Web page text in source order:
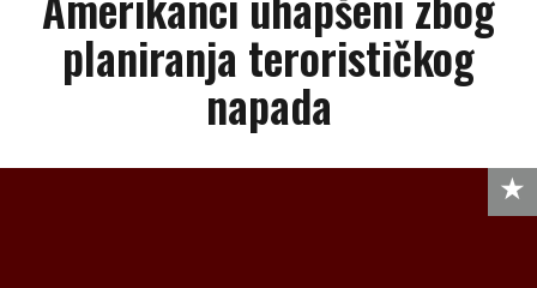
planiranja terorističkog
napada